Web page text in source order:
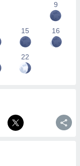
9
15 16
22